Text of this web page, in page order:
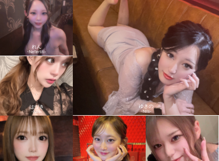
れん
-Nefertiti-
ゆきの
-Nils-
はづき
-Nils-